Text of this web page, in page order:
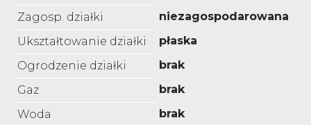
Zagosp. działki
niezagospodarowana
Ukształtowanie działki
płaska
Ogrodzenie działki
brak
Gaz
brak
Woda
brak